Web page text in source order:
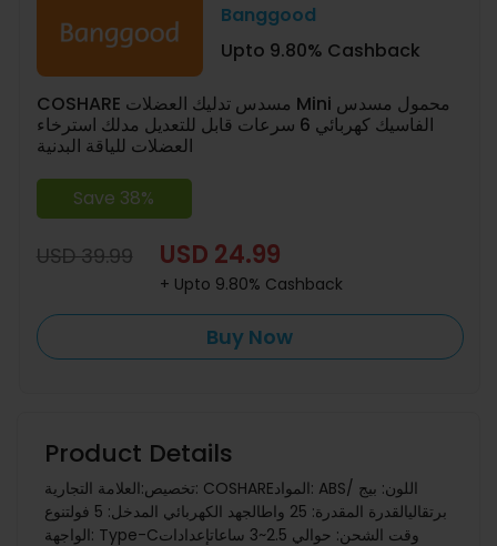
Banggood
Upto 9.80% Cashback
COSHARE مسدس تدليك العضلات Mini محمول مسدس
الفاسيك كهربائي 6 سرعات قابل للتعديل مدلك استرخاء
العضلات للياقة البدنية
Save 38%
USD 39.99 USD 24.99
+ Upto 9.80% Cashback
Buy Now
Product Details
تخصيص:العلامة التجارية: COSHAREالمواد: ABSاللون: بيج /
برتقاليالقدرة المقدرة: 25 واطالجهد الكهربائي المدخل: 5 فولتنوع
الواجهة: Type-Cوقت الشحن: حوالي 2.5~3 ساعاتإعدادات